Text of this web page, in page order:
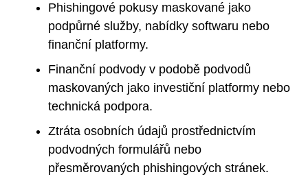
Phishingové pokusy maskované jako
podpůrné služby, nabídky softwaru nebo
finanční platformy.
Finanční podvody v podobě podvodů
maskovaných jako investiční platformy nebo
technická podpora.
Ztráta osobních údajů prostřednictvím
podvodných formulářů nebo
přesměrovaných phishingových stránek.